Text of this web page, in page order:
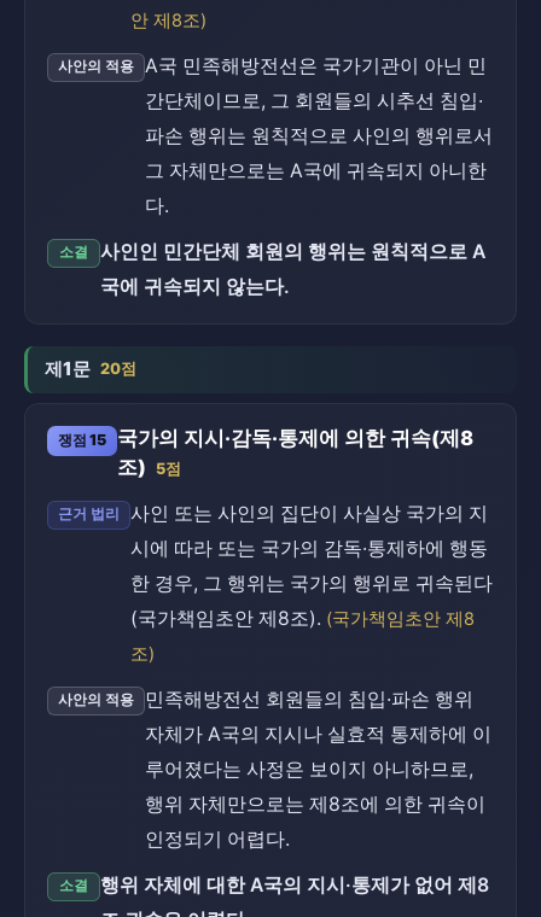
안 제8조)
사안의 적용
A국 민족해방전선은 국가기관이 아닌 민
간단체이므로, 그 회원들의 시추선 침입·
파손 행위는 원칙적으로 사인의 행위로서
그 자체만으로는 A국에 귀속되지 아니한
다.
소결
사인인 민간단체 회원의 행위는 원칙적으로 A
국에 귀속되지 않는다.
제1문 20점
쟁점 15
국가의 지시·감독·통제에 의한 귀속(제8
조) 5점
근거 법리
사인 또는 사인의 집단이 사실상 국가의 지
시에 따라 또는 국가의 감독·통제하에 행동
한 경우, 그 행위는 국가의 행위로 귀속된다
(국가책임초안 제8조). (국가책임초안 제8
조)
사안의 적용
민족해방전선 회원들의 침입·파손 행위
자체가 A국의 지시나 실효적 통제하에 이
루어졌다는 사정은 보이지 아니하므로,
행위 자체만으로는 제8조에 의한 귀속이
인정되기 어렵다.
소결
행위 자체에 대한 A국의 지시·통제가 없어 제8